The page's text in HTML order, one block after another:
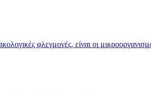
φλεγμονές, είναι οι